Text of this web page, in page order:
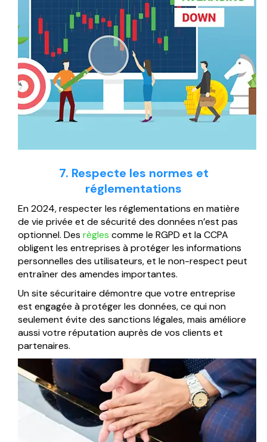
7. Respecte les normes et
réglementations
En 2024, respecter les réglementations en matière
de vie privée et de sécurité des données n’est pas
optionnel. Des règles comme le RGPD et la CCPA
obligent les entreprises à protéger les informations
personnelles des utilisateurs, et le non-respect peut
entraîner des amendes importantes.
Un site sécuritaire démontre que votre entreprise
est engagée à protéger les données, ce qui non
seulement évite des sanctions légales, mais améliore
aussi votre réputation auprès de vos clients et
partenaires.